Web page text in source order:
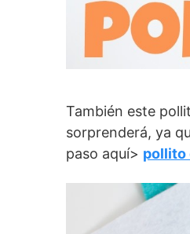
También este
sorprenderá, ya
paso aquí> pollito